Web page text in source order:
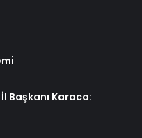
Başkanı Karaca: